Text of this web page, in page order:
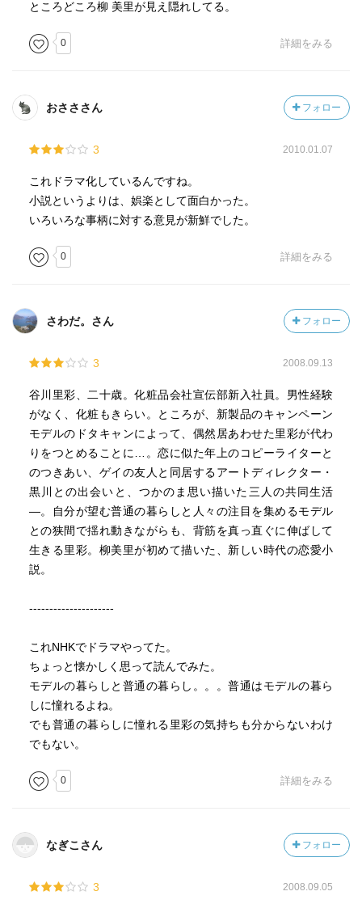
ところどころ柳 美里が見え隠れしてる。
0 詳細をみる
おさささん フォロー
3 2010.01.07
これドラマ化しているんですね。
小説というよりは、娯楽として面白かった。
いろいろな事柄に対する意見が新鮮でした。
0 詳細をみる
さわだ。さん フォロー
3 2008.09.13
谷川里彩、二十歳。化粧品会社宣伝部新入社員。男性経験
がなく、化粧もきらい。ところが、新製品のキャンペーン
モデルのドタキャンによって、偶然居あわせた里彩が代わ
りをつとめることに…。恋に似た年上のコピーライターと
のつきあい、ゲイの友人と同居するアートディレクター・
黒川との出会いと、つかのま思い描いた三人の共同生活
―。自分が望む普通の暮らしと人々の注目を集めるモデル
との狭間で揺れ動きながらも、背筋を真っ直ぐに伸ばして
生きる里彩。柳美里が初めて描いた、新しい時代の恋愛小
説。
---------------------
これNHKでドラマやってた。
ちょっと懐かしく思って読んでみた。
モデルの暮らしと普通の暮らし。。。普通はモデルの暮ら
しに憧れるよね。
でも普通の暮らしに憧れる里彩の気持ちも分からないわけ
でもない。
0 詳細をみる
なぎこさん フォロー
3 2008.09.05